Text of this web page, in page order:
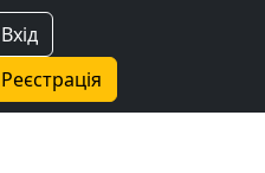
Вхід
Реєстрація